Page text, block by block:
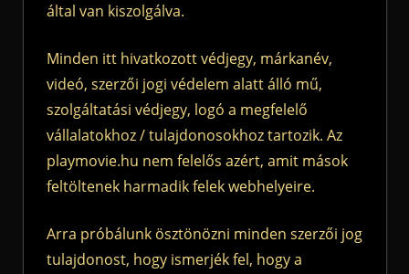
által van kiszolgálva.
Minden itt hivatkozott védjegy, márkanév,
videó, szerzői jogi védelem alatt álló mű,
szolgáltatási védjegy, logó a megfelelő
vállalatokhoz / tulajdonosokhoz tartozik. Az
playmovie.hu nem felelős azért, amit mások
feltöltenek harmadik felek webhelyeire.
Arra próbálunk ösztönözni minden szerzői jog
tulajdonost, hogy ismerjék fel, hogy a